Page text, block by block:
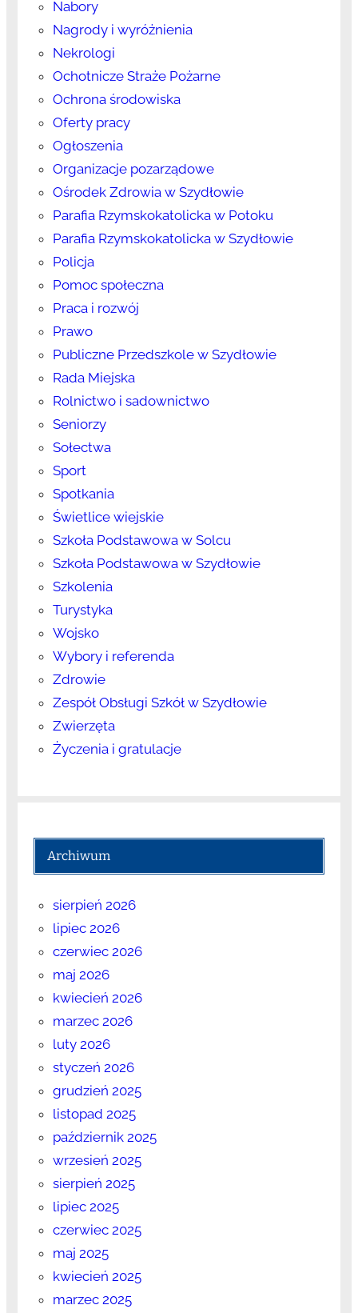
Nabory
Nagrody i wyróżnienia
Nekrologi
Ochotnicze Straże Pożarne
Ochrona środowiska
Oferty pracy
Ogłoszenia
Organizacje pozarządowe
Ośrodek Zdrowia w Szydłowie
Parafia Rzymskokatolicka w Potoku
Parafia Rzymskokatolicka w Szydłowie
Policja
Pomoc społeczna
Praca i rozwój
Prawo
Publiczne Przedszkole w Szydłowie
Rada Miejska
Rolnictwo i sadownictwo
Seniorzy
Sołectwa
Sport
Spotkania
Świetlice wiejskie
Szkoła Podstawowa w Solcu
Szkoła Podstawowa w Szydłowie
Szkolenia
Turystyka
Wojsko
Wybory i referenda
Zdrowie
Zespół Obsługi Szkół w Szydłowie
Zwierzęta
Życzenia i gratulacje
Archiwum
sierpień 2026
lipiec 2026
czerwiec 2026
maj 2026
kwiecień 2026
marzec 2026
luty 2026
styczeń 2026
grudzień 2025
listopad 2025
październik 2025
wrzesień 2025
sierpień 2025
lipiec 2025
czerwiec 2025
maj 2025
kwiecień 2025
marzec 2025